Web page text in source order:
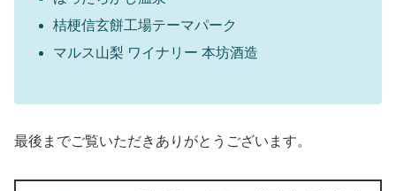
桔梗信玄餅工場テーマパーク
マルス山梨 ワイナリー 本坊酒造
最後までご覧いただきありがとうございます。